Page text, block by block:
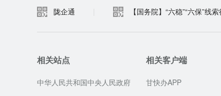
陇企通 【国务院】“六稳”“六保”线
相关站点
中华人民共和国中央人民政府
相关客户端
甘快办APP